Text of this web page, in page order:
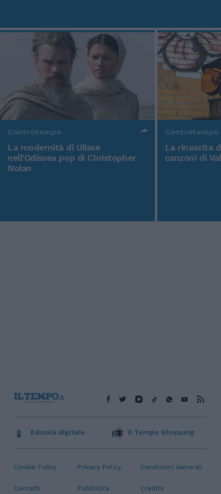
Controtempo
La modernità di Ulisse
nell'Odissea pop di Christopher
Nolan
Controtempo
La rinascita
canzoni di
Cookie Policy Privacy Policy Condizioni Generali
Contatti Pubblicità Credits
Edicola digitale Il Tempo Shopping